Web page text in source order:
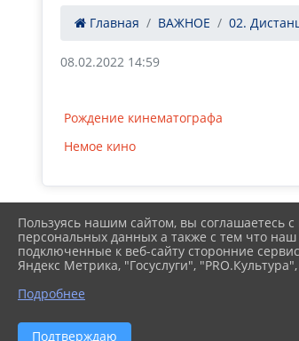
Главная ВАЖНОЕ 02.
08.02.2022 14:59
Рождение кинематографа
Немое кино
Пользуясь нашим сайтом, вы соглашаетесь с
персональных данных а также с тем что наш
подключенные к веб-сайту сторонние
Яндекс Метрика, "Госуслуги",
Подробнее
Подтверждаю